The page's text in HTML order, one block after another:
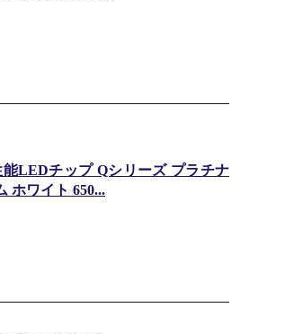
LEDチップ Qシリーズ プラチナ
ホワイト 650...